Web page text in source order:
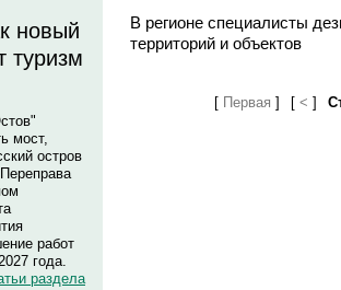
новый
туризм
мост,
остров
работ
года.
раздела
В регионе специалисты
территорий и объектов
[Первая ] [< ]